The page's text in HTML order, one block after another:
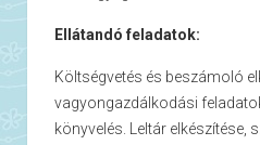
Ellátandó feladatok:
Költségvetés és beszámoló
vagyongazdálkodási
könyvelés. Leltár elkészítése,